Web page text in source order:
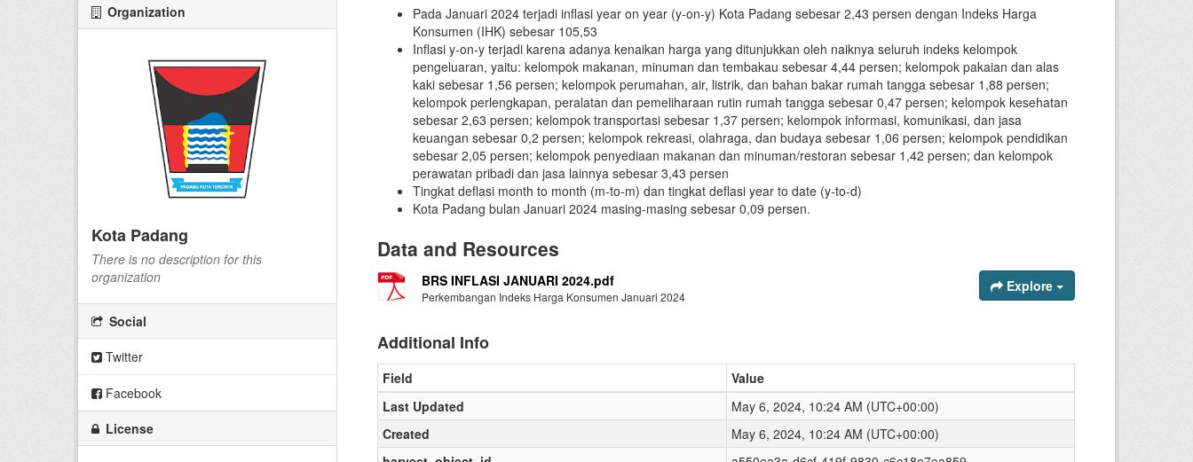
Organization
Kota Padang
There is no description for this
organization
Social
Twitter
Facebook
License
Pada Januari 2024 terjadi inflasi year on year (y-on-y) Kota Padang sebesar 2,43 persen dengan Indeks Harga
Konsumen (IHK) sebesar 105,53
Inflasi y-on-y terjadi karena adanya kenaikan harga yang ditunjukkan oleh naiknya seluruh indeks kelompok
pengeluaran, yaitu: kelompok makanan, minuman dan tembakau sebesar 4,44 persen; kelompok pakaian dan alas
kaki sebesar 1,56 persen; kelompok perumahan, air, listrik, dan bahan bakar rumah tangga sebesar 1,88 persen;
kelompok perlengkapan, peralatan dan pemeliharaan rutin rumah tangga sebesar 0,47 persen; kelompok kesehatan
sebesar 2,63 persen; kelompok transportasi sebesar 1,37 persen; kelompok informasi, komunikasi, dan jasa
keuangan sebesar 0,2 persen; kelompok rekreasi, olahraga, dan budaya sebesar 1,06 persen; kelompok pendidikan
sebesar 2,05 persen; kelompok penyediaan makanan dan minuman/restoran sebesar 1,42 persen; dan kelompok
perawatan pribadi dan jasa lainnya sebesar 3,43 persen
Tingkat deflasi month to month (m-to-m) dan tingkat deflasi year to date (y-to-d)
Kota Padang bulan Januari 2024 masing-masing sebesar 0,09 persen.
Data and Resources
BRS INFLASI JANUARI 2024.pdf
Perkembangan Indeks Harga Konsumen Januari 2024
Explore
Additional Info
Field
Value
Last Updated
May 6, 2024, 10:24 AM (UTC+00:00)
Created
May 6, 2024, 10:24 AM (UTC+00:00)